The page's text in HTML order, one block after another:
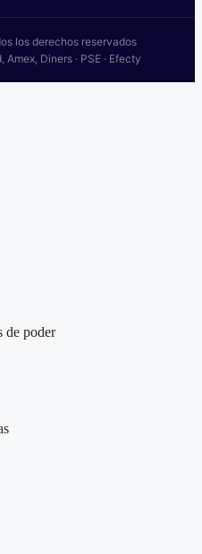
los derechos reservados
Diners · PSE · Efecty
de poder